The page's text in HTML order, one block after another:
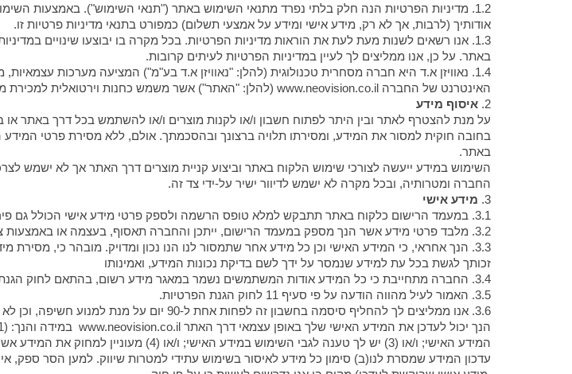
1.2. מדיניות הפרטיות הנה חלק בלתי נפרד מתנאי השימוש באתר ("תנאי השימוש"). באמצעות
אודותיך (לרבות, אך לא רק, מידע אישי ומידע על אמצעי תשלום) כמפורט בתנאי מדיניות פרטיות זו.
1.3. אנו רשאים לשנות מעת לעת את הוראות מדיניות הפרטיות. בכל מקרה בו יבוצעו שינויים
באתר. על כן, אנו ממליצים לך לעיין במדיניות הפרטיות לעיתים קרובות.
1.4. נאוויזן א.ד היא חברה מסחרית טכנולוגית (להלן: "נאוויזן א.ד בע"מ") המציעה מערכות
האינטרנט של החברה www.neovision.co.il (להלן: "האתר") אשר משמש כחנות וירטואלית למכירת מוצרים ("קניות מקוונות"), על פי ובכפוף לתנאים בתנאי שימוש ומדיניות זה כאמור.
2. איסוף מידע
על מנת להצטרף לאתר ובין היתר לפתוח חשבון ו/או לקנות מוצרים ו/או להשתמש בכל דרך באתר
בחובה חוקית למסור את המידע, ומסירתו תלויה ברצונך ובהסכמתך. אולם, ללא מסירת פרטי
באתר.
השימוש במידע ייעשה לצורכי שימוש הלקוח באתר וביצוע קניית מוצרים דרך האתר אך לא ישמש
החברה ומטרותיה, ובכל מקרה לא ישמש לדיוור ישיר על-ידי צד זה.
3. מידע אישי
3.1. במעמד הרישום כלקוח באתר תתבקש למלא טופס הרשמה ולספק פרטי מידע אישי הכולל גם פירטי אמצעי תשלום לצורך קניית מוצרים.
3.2. מלבד פרטי מידע אשר הנך מספק במעמד הרישום, ייתכן והחברה תאסוף, בעצמה או באמצעות צדדים שלישיים, מידע נוסף וגם מידע זה יהווה "מידע אישי" לצורך מדיניות פרטיות זו.
3.3. הנך אחראי, כי המידע האישי וכן כל מידע אחר שתמסור לנו הנו נכון ומדויק. מובהר כי, מסירת
זכותך לגשת בכל עת למידע שנמסר על ידך לשם בדיקת נכונות המידע, ואמינותו
3.4. החברה מתחייבת כי כל המידע אודות המשתמשים נשמר במאגר מידע רשום, בהתאם לחוק הגנת הפרטיות, תשמ"א-1981 ("חוק הגנת הפרטיות").
3.5. האמור לעיל מהווה הודעה על פי סעיף 11 לחוק הגנת הפרטיות.
3.6. אנו ממליצים לך להחליף סיסמה בחשבון זה לפחות אחת ל-90 יום על מנת למנוע חשיפה, וכן לא לשמרה בדפדפנים במחשבים בהם הנך משתמש ו/או בטלפון חכם.
המידע האישי; ו/או (3) יש לך טענה לגבי השימוש
עדכון המידע שמסרת לנו(ב) סימון כל מידע לאיסור בשימוש עתידי למטרות שיווק. למען הסר ספק,